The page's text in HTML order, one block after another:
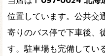
位置しています。公共交
寄りのバス停で下車後、
す。駐車場も完備してい